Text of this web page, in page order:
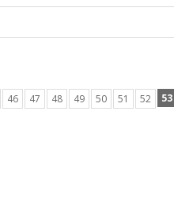
46 47 48 49 50 51 52 53